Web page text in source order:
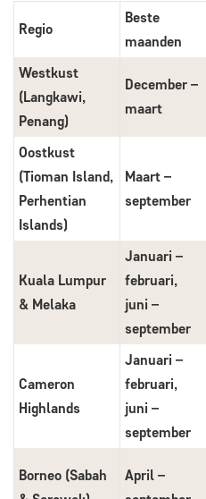
Regio
Beste
maanden
Westkust
(Langkawi,
Penang)
December –
maart
Oostkust
(Tioman Island,
Perhentian
Islands)
Maart –
september
Kuala Lumpur
& Melaka
Januari –
februari,
juni –
september
Cameron
Highlands
Januari –
februari,
juni –
september
Borneo (Sabah
April –